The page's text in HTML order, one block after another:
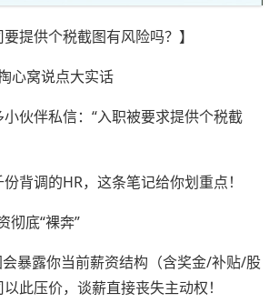
供个税截图有风险吗？】
窝说点大实话
伴私信：“入职被要求提供个税截
调的HR，这条笔记给你划重点！
底“裸奔”
暴露你当前薪资结构（含奖金/补贴/股
此压价，谈薪直接丧失主动权！